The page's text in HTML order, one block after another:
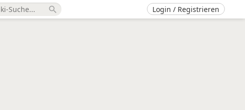
search Login / Registrieren